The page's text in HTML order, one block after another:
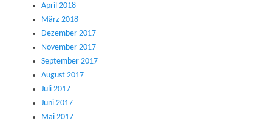
April 2018
März 2018
Dezember 2017
November 2017
September 2017
August 2017
Juli 2017
Juni 2017
Mai 2017